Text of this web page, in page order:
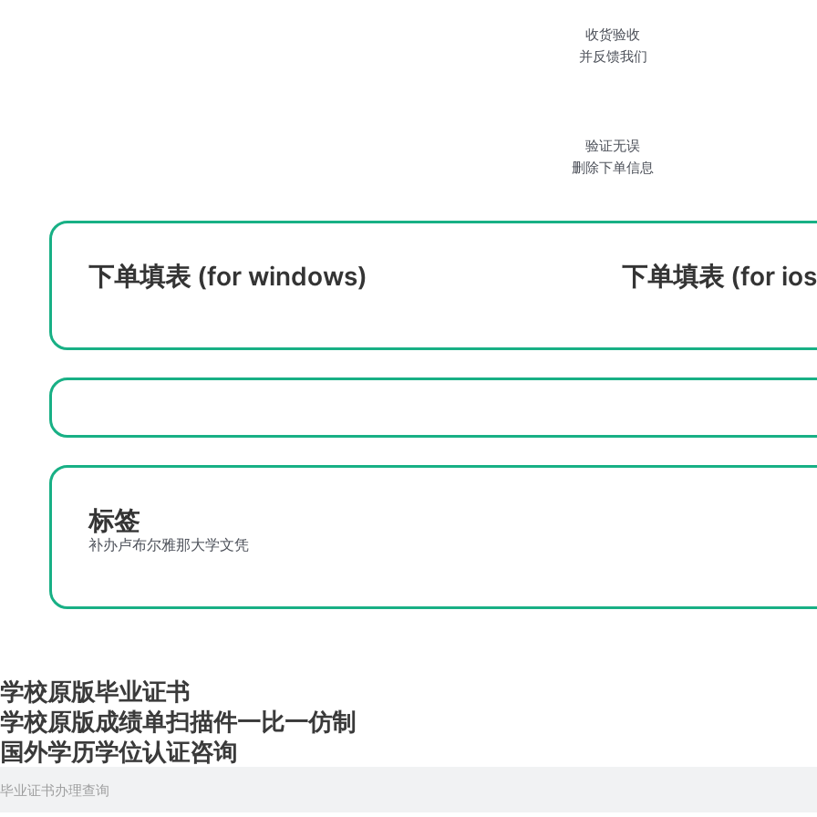
收货验收
并反馈我们
验证无误
删除下单信息
下单填表 (for windows) 下单填表 (for
标签
补办卢布尔雅那大学文凭
学校原版毕业证书
学校原版成绩单扫描件一比一仿制
国外学历学位认证咨询